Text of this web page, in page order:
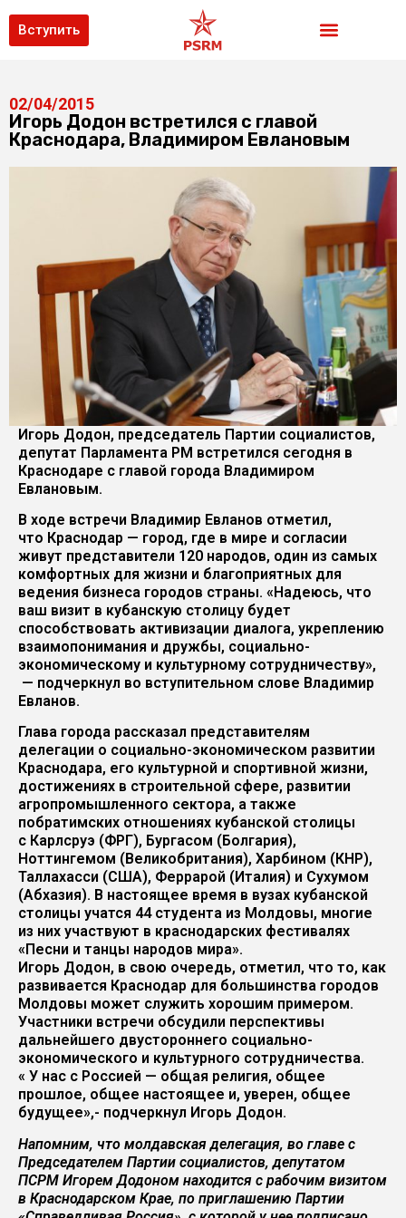
Вступить
02/04/2015
Игорь Додон встретился с главой
Краснодара, Владимиром Евлановым
Игорь Додон, председатель Партии социалистов,
депутат Парламента РМ встретился сегодня в
Краснодаре с главой города Владимиром
Евлановым.
В ходе встречи Владимир Евланов отметил,
что Краснодар — город, где в мире и согласии
живут представители 120 народов, один из самых
комфортных для жизни и благоприятных для
ведения бизнеса городов страны. «Надеюсь, что
ваш визит в кубанскую столицу будет
способствовать активизации диалога, укреплению
взаимопонимания и дружбы, социально-
экономическому и культурному сотрудничеству»,
— подчеркнул во вступительном слове Владимир
Евланов.
Глава города рассказал представителям
делегации о социально-экономическом развитии
Краснодара, его культурной и спортивной жизни,
достижениях в строительной сфере, развитии
агропромышленного сектора, а также
побратимских отношениях кубанской столицы
с Карлсруэ (ФРГ), Бургасом (Болгария),
Ноттингемом (Великобритания), Харбином (КНР),
Таллахасси (США), Феррарой (Италия) и Сухумом
(Абхазия). В настоящее время в вузах кубанской
столицы учатся 44 студента из Молдовы, многие
из них участвуют в краснодарских фестивалях
«Песни и танцы народов мира».
Игорь Додон, в свою очередь, отметил, что то, как
развивается Краснодар для большинства городов
Молдовы может служить хорошим примером.
Участники встречи обсудили перспективы
дальнейшего двустороннего социально-
экономического и культурного сотрудничества.
« У нас с Россией — общая религия, общее
прошлое, общее настоящее и, уверен, общее
будущее»,- подчеркнул Игорь Додон.
Напомним, что молдавская делегация, во главе с
Председателем Партии социалистов, депутатом
ПСРМ Игорем Додоном находится с рабочим визитом
в Краснодарском Крае, по приглашению Партии